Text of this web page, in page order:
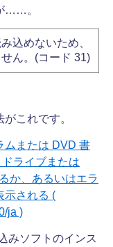
……。
込めないため、
ん。(コード 31)
これです。
ムまたは DVD 書
ライブまたは
か、あるいはエラ
示される (
ja )
みソフトのインス